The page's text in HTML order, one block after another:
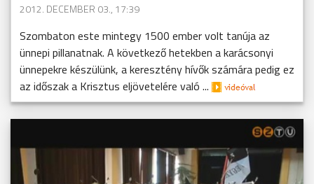
2012. DECEMBER 03., 17:39
Szombaton este mintegy 1500 ember volt tanúja az
ünnepi pillanatnak. A következő hetekben a karácsonyi
ünnepekre készülünk, a keresztény hívők számára pedig ez
az időszak a Krisztus eljövetelére való ...